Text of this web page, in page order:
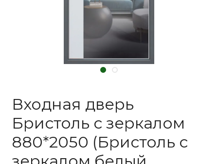
Входная дверь
Бристоль с зеркалом
880*2050 (Бристоль с